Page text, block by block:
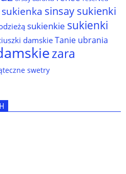
sinsay sukienki
sukienkie sukienki
damskieTanie ubrania
zara
swetry